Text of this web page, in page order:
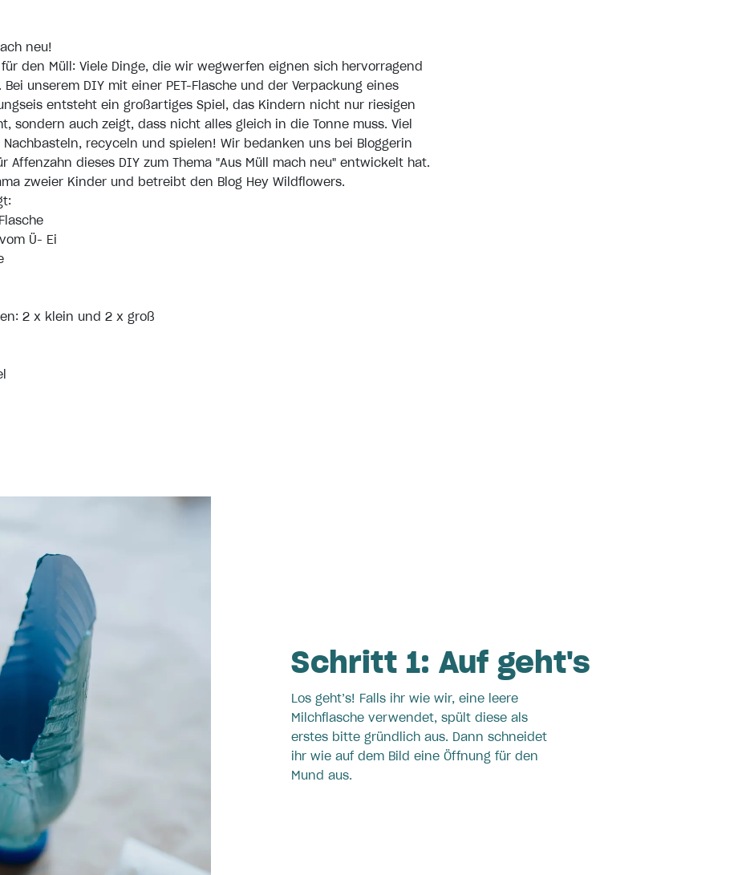
neu!
den Müll: Viele Dinge, die wir wegwerfen eignen sich hervorragend
Bei unserem DIY mit einer PET-Flasche und der Verpackung eines
entsteht ein großartiges Spiel, das Kindern nicht nur riesigen
sondern auch zeigt, dass nicht alles gleich in die Tonne muss. Viel
Nachbasteln, recyceln und spielen! Wir bedanken uns bei Bloggerin
Affenzahn dieses DIY zum Thema "Aus Müll mach neu" entwickelt hat.
zweier Kinder und betreibt den Blog Hey Wildflowers.
Ü- Ei
2 x klein und 2 x groß
Schritt 1: Auf geht's
Los geht’s! Falls ihr wie wir, eine leere
Milchflasche verwendet, spült diese als
erstes bitte gründlich aus. Dann schneidet
ihr wie auf dem Bild eine Öffnung für den
Mund aus.